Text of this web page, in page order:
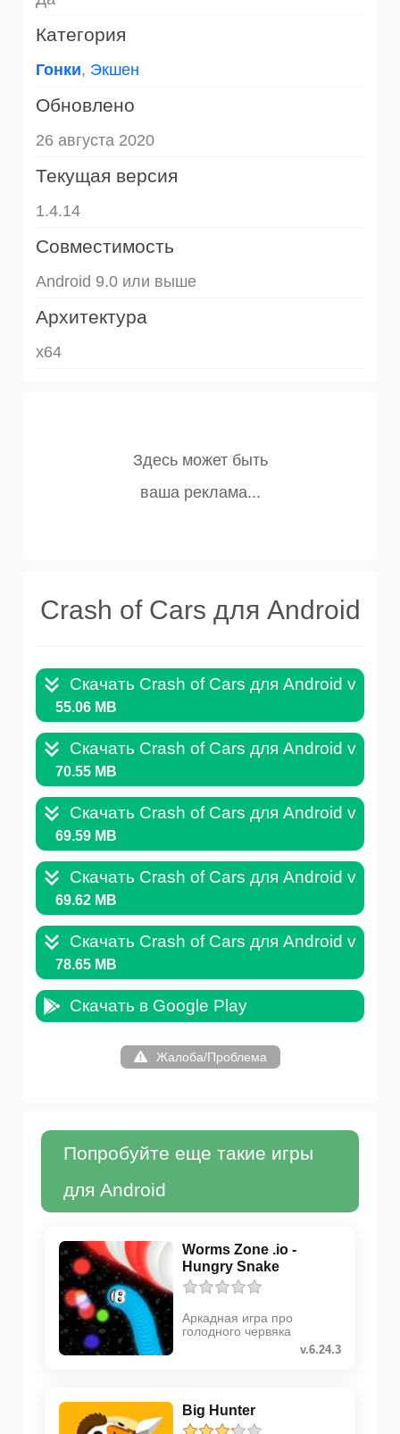
Категория
Гонки, Экшен
Обновлено
26 августа 2020
Текущая версия
1.4.14
Совместимость
Android 9.0 или выше
Архитектура
x64
Crash of Cars для Android
Скачать Crash of Cars для Android
55.06 MB
Скачать Crash of Cars для Android
70.55 MB
Скачать Crash of Cars для Android
69.59 MB
Скачать Crash of Cars для Android
69.62 MB
Скачать Crash of Cars для Android
78.65 MB
Скачать в Google Play
Жалоба/Проблема
Попробуйте еще такие игры
для Android
Worms Zone .io -
Hungry Snake
Аркадная игра про
голодного червяка
v.6.24.3
Big Hunter